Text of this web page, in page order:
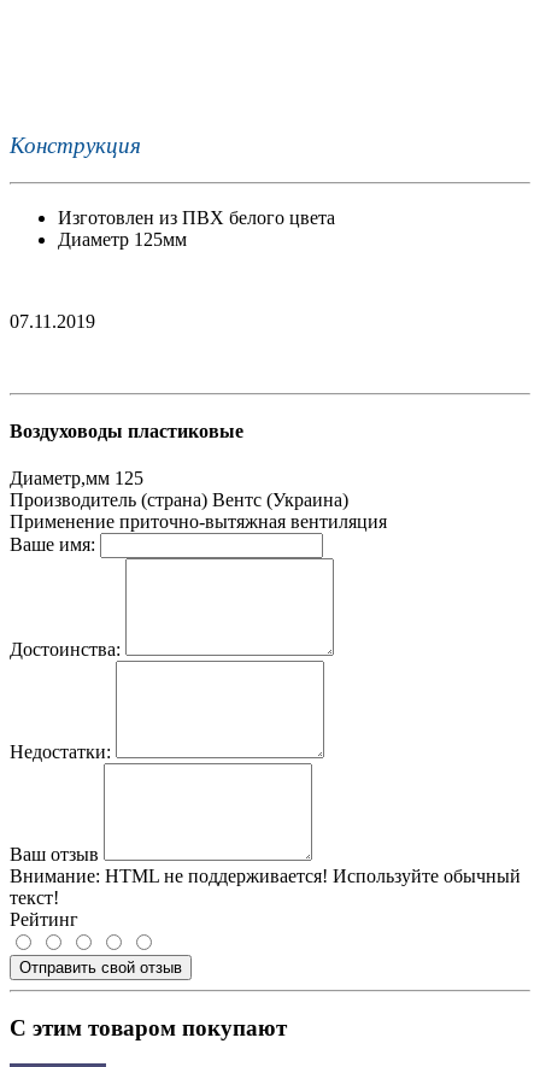
Конструкция
Изготовлен из ПВХ белого цвета
Диаметр 125мм
07.11.2019
Воздуховоды пластиковые
Диаметр,мм 125
Производитель (страна) Вентс (Украина)
Применение приточно-вытяжная вентиляция
Ваше имя:
Достоинства:
Недостатки:
Ваш отзыв
Внимание: HTML не поддерживается! Используйте обычный
текст!
Рейтинг
Отправить свой отзыв
С этим товаром покупают